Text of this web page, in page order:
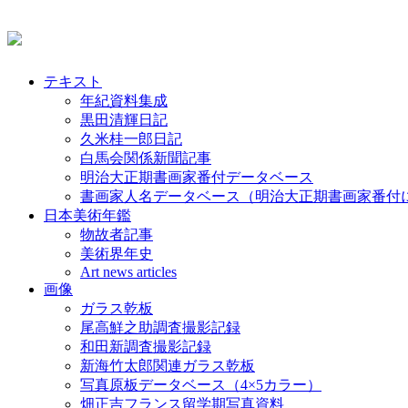
テキスト
年紀資料集成
黒田清輝日記
久米桂一郎日記
白馬会関係新聞記事
明治大正期書画家番付データベース
書画家人名データベース（明治大正期書画家番付
日本美術年鑑
物故者記事
美術界年史
Art news articles
画像
ガラス乾板
尾高鮮之助調査撮影記録
和田新調査撮影記録
新海竹太郎関連ガラス乾板
写真原板データベース（4×5カラー）
畑正吉フランス留学期写真資料